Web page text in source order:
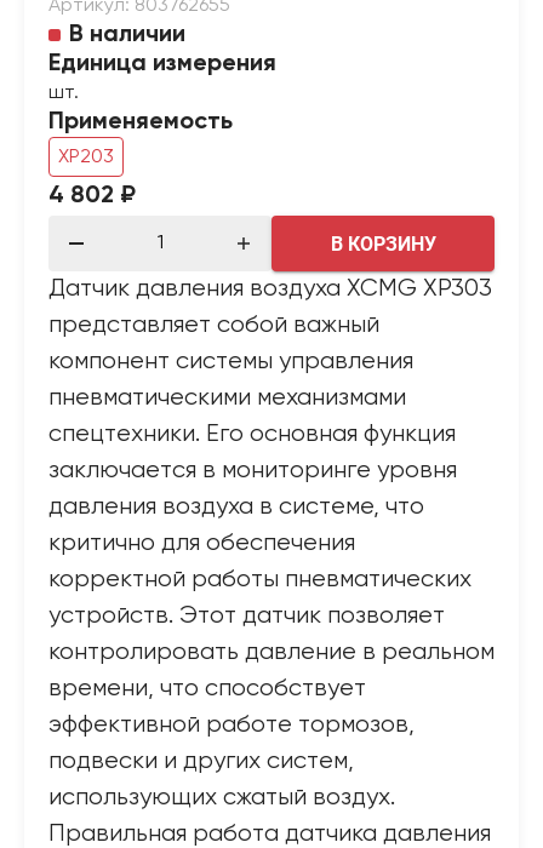
Артикул: 803762655
В наличии
Единица измерения
шт.
Применяемость
XP203
4 802 ₽
В КОРЗИНУ
Датчик давления воздуха XCMG XP303
представляет собой важный
компонент системы управления
пневматическими механизмами
спецтехники. Его основная функция
заключается в мониторинге уровня
давления воздуха в системе, что
критично для обеспечения
корректной работы пневматических
устройств. Этот датчик позволяет
контролировать давление в реальном
времени, что способствует
эффективной работе тормозов,
подвески и других систем,
использующих сжатый воздух.
Правильная работа датчика давления